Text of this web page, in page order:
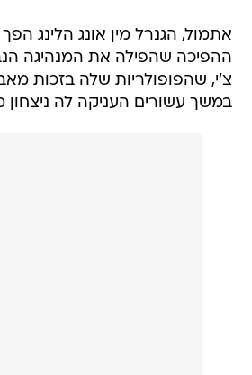
אתמול, הגנרל מין אונג הלינג
ההפיכה שהפילה את המנהיגה
צ'י, שהפופולריות שלה בזכות
במשך עשורים העניקה לה ניצחון